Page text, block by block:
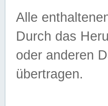
Alle
Durch das
oder anderen
übertragen.